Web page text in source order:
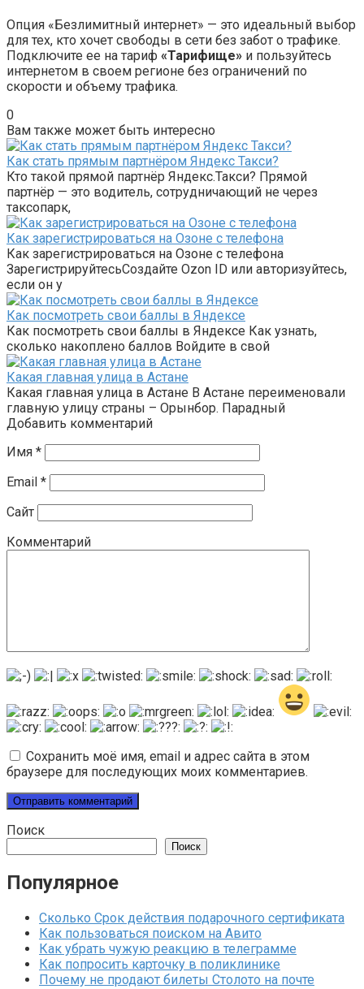
Опция «Безлимитный интернет» — это идеальный выбор
для тех, кто хочет свободы в сети без забот о трафике.
Подключите ее на тариф «Тарифище» и пользуйтесь
интернетом в своем регионе без ограничений по
скорости и объему трафика.
0
Вам также может быть интересно
Как стать прямым партнёром Яндекс Такси?
Кто такой прямой партнёр Яндекс.Такси? Прямой
партнёр — это водитель, сотрудничающий не через
таксопарк,
Как зарегистрироваться на Озоне с телефона
Как зарегистрироваться на Озоне с телефона
ЗарегистрируйтесьСоздайте Ozon ID или авторизуйтесь,
если он у
Как посмотреть свои баллы в Яндексе
Как посмотреть свои баллы в Яндексе Как узнать,
сколько накоплено баллов Войдите в свой
Какая главная улица в Астане
Какая главная улица в Астане В Астане переименовали
главную улицу страны – Орынбор. Парадный
Добавить комментарий
Имя *
Email *
Сайт
Комментарий
Сохранить моё имя, email и адрес сайта в этом
браузере для последующих моих комментариев.
Поиск
Поиск
Популярное
Сколько Срок действия подарочного сертификата
Как пользоваться поиском на Авито
Как убрать чужую реакцию в телеграмме
Как попросить карточку в поликлинике
Почему не продают билеты Столото на почте